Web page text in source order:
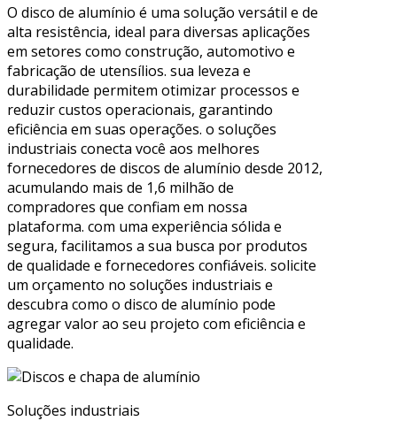
O disco de alumínio é uma solução versátil e de
alta resistência, ideal para diversas aplicações
em setores como construção, automotivo e
fabricação de utensílios. sua leveza e
durabilidade permitem otimizar processos e
reduzir custos operacionais, garantindo
eficiência em suas operações. o soluções
industriais conecta você aos melhores
fornecedores de discos de alumínio desde 2012,
acumulando mais de 1,6 milhão de
compradores que confiam em nossa
plataforma. com uma experiência sólida e
segura, facilitamos a sua busca por produtos
de qualidade e fornecedores confiáveis. solicite
um orçamento no soluções industriais e
descubra como o disco de alumínio pode
agregar valor ao seu projeto com eficiência e
qualidade.
Soluções industriais